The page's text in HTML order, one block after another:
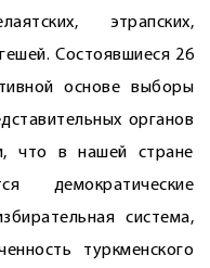
этрапских,
Состоявшиеся 26
основе выборы
органов
что в нашей стране
демократические
система,
туркменского